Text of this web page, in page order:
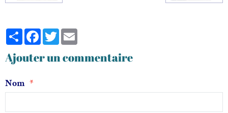
PartagerFacebook
Twitter
Ajouter un commentaire
Nom